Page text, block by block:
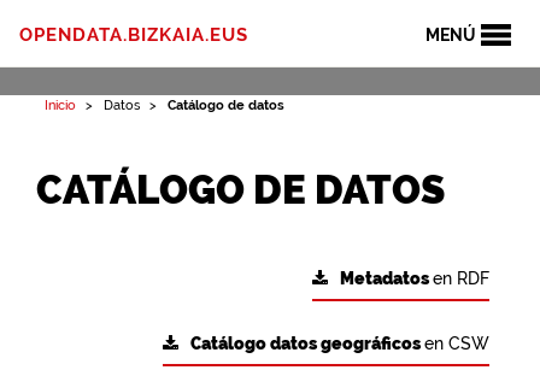
MENÚ
OPENDATA.BIZKAIA.EUS
Inicio Datos Catálogo de datos
CATÁLOGO DE DATOS
Metadatosen RDF
Catálogo datos geográficosen CSW